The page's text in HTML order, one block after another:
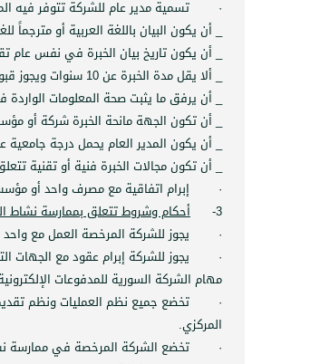
·
تسمية مدير عام للشركة تتوفر فيه
_ أن يكون البيان باللغة العربية أو مترجماً
_ أن يكون تاريخ بيان الخبرة في نفس عام
_ ألا يقل مدة الخبرة عن 10 سنوات ويجوز قبول أكثر من بيان خبرة للتحقيق شرط المدة.
_ أن يرفق ما يثبت صحة المعلومات الواردة
_ أن تكون الجهة مانحة الخبرة شركة أو
_ أن يكون المدير العام يحمل درجة جامعية
_ أن تكون مجالات الخبرة فنية أو تقنية
·
إبرام اتفاقية مع مصرف واحد أو
3-
أحكام وشروط تتعلق بممارسة نشاط
·
يجوز للشركة المرخصة العمل مع
·
يجوز للشركة إبرام عقود مع الجهات
مهام الشركة السورية للمدفوعات
·
تخضع جميع نظم العمليات ونظم
المركزي.
·
تخضع الشركة المرخصة في ممارسة